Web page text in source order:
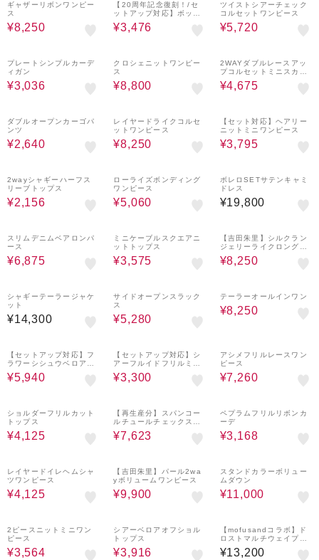
ギャザーリボンワンピー
ス
¥8,250
【20周年記念復刻！/セ
ットアップ対応】ボック
スプリーツカットミニス
カート
¥3,476
ツイストシアーチェック
コルセットワンピース
¥5,720
プレートシンプルカーデ
ィガン
¥3,036
クロシェニットワンピー
ス
¥8,800
2WAYダブルレースアッ
プコルセットミニスカー
ト
¥4,675
ダブルオープンカーゴパ
ンツ
¥2,640
レイヤードライクコルセ
ットワンピース
¥8,250
【セット対応】ヘアリー
ニットミニワンピース
¥3,795
2wayシャギーハーフス
リーブトップス
¥2,156
ローライズボンディング
ワンピース
¥5,060
ボレロSETサテンキャミ
ドレス
¥19,800
スリムデニムベアロンパ
ース
¥6,875
ミニケーブルスクエアニ
ットトップス
¥3,575
【吉田朱里】シルクラン
ジェリーライクロングパ
ンツ
¥8,250
シャギーテーラージャケ
ット
¥14,300
サイドオープンスラック
ス
¥5,280
テーラーオールインワン
¥8,250
【セットアップ対応】フ
ラワーシシュウベロアス
カート
¥5,940
【セットアップ対応】シ
アーフルイドフリルミニ
スカート
¥3,300
アシメフリルレースワン
ピース
¥7,260
ショルダーフリルカット
トップス
¥4,125
【再生産分】スパンコー
ルチュールチェックスカ
ート
¥7,623
ペプラムフリルリボンカ
ーデ
¥3,168
レイヤードイレヘムシャ
ツワンピース
¥4,125
【吉田朱里】パール2wa
yボリュームワンピース
¥9,900
スタンドカラーボリュー
ムダウン
¥11,000
2ピースニットミニワン
ピース
¥3,564
シアーベロアオフショル
トップス
¥3,916
【mofusandコラボ】ド
ロストマルチウェイプリ
ントスカート
¥13,200